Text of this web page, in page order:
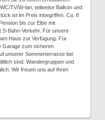
TV/W-lan, teilweise Balkon und
ist im Preis inbegriffen. Ca. 8
bis zur Elbe mit
S-Bahn-Verkehr. Für unsere
Haus zur Verfügung. Für
Garage zum sicheren
unserer Sommerterrasse bei
sind. Wandergruppen und
Wir freuen uns auf Ihren